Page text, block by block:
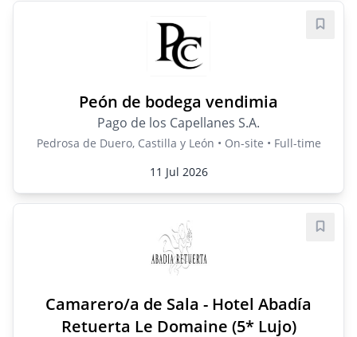
Peón de bodega vendimia
Pago de los Capellanes S.A.
Pedrosa de Duero, Castilla y León • On-site • Full-time
11 Jul 2026
Save
Camarero/a de Sala - Hotel Abadía
Retuerta Le Domaine (5* Lujo)
Save